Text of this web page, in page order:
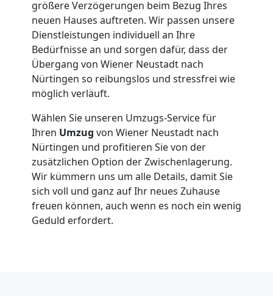
größere Verzögerungen beim Bezug Ihres
neuen Hauses auftreten. Wir passen unsere
Dienstleistungen individuell an Ihre
Bedürfnisse an und sorgen dafür, dass der
Übergang von Wiener Neustadt nach
Nürtingen so reibungslos und stressfrei wie
möglich verläuft.
Wählen Sie unseren Umzugs-Service für
Ihren Umzug von Wiener Neustadt nach
Nürtingen und profitieren Sie von der
zusätzlichen Option der Zwischenlagerung.
Wir kümmern uns um alle Details, damit Sie
sich voll und ganz auf Ihr neues Zuhause
freuen können, auch wenn es noch ein wenig
Geduld erfordert.
Vereinsumzug
Wiener
Neustadt
Anfrage
Möbeltransport
National